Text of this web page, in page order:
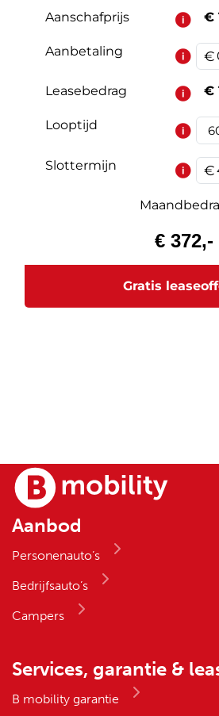
Aanbod
Personenauto’s
Bedrijfsauto’s
Campers
Services, garantie &
B mobility garantie